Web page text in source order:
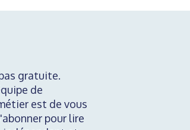
gratuite.
de
est de vous
pour lire